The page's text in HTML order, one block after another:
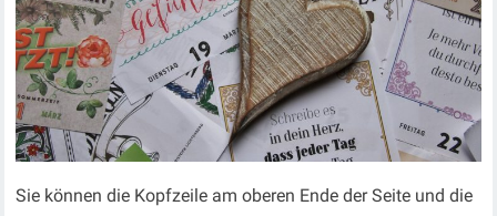
Sie können die Kopfzeile am oberen Ende der Seite und die